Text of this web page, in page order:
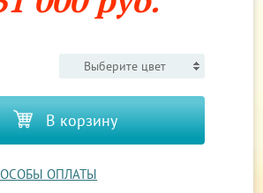
Выберите цвет
В корзину
ОПЛАТЫ